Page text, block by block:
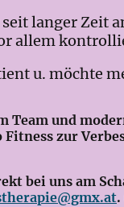
langer Zeit
allem
u. möchte
Team und
Fitness zur
bei uns am